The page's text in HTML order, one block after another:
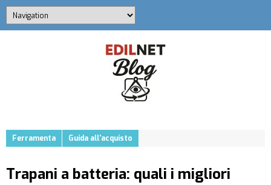
Ferramenta Guida all'acquisto
Trapani a batteria: quali i migliori